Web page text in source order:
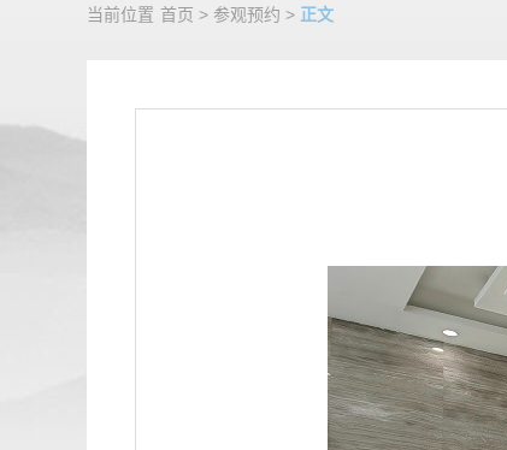
当前位置 首页 > 参观预约 > 正文